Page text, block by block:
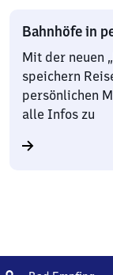
Bahnhöfe in
Mit der neuen
speichern
persönlichen
alle Infos zu